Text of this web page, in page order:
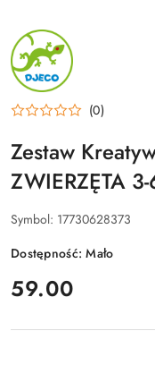
NAZWA
PRODUCENTA:
DJECO
(0)
Zestaw
ZWIERZĘTA
Symbol: 17730628373
Dostępność:Mało
cena:
59.00